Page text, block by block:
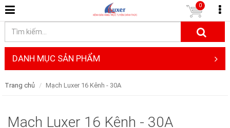
0
DANH MỤC SẢN PHẨM
Trang chủ Mạch Luxer 16 Kênh - 30A
Mạch Luxer 16 Kênh - 30A